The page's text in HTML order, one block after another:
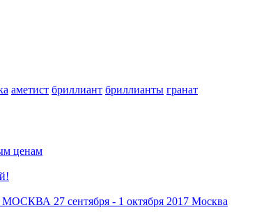
аметист бриллиант бриллианты гранат
ценам
27 сентября - 1 октября 2017 Москва